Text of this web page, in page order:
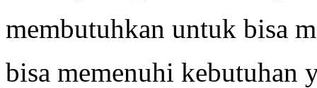
membutuhkan untuk bisa
bisa memenuhi kebutuhan